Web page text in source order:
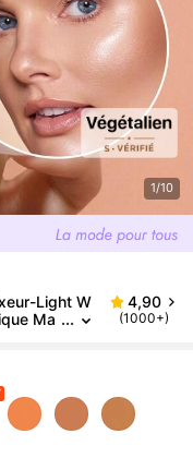
1/10
Light W
Ma
4,90
(1000+)